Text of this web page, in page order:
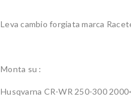
Leva cambio forgiata marca
Monta su :
Husqvarna CR-WR 250-300